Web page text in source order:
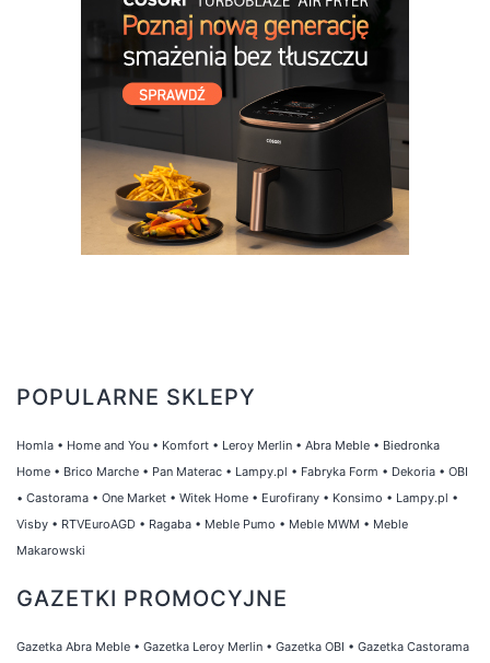
POPULARNE SKLEPY
Homla • Home and You • Komfort • Leroy Merlin • Abra Meble • Biedronka
Home • Brico Marche • Pan Materac • Lampy.pl • Fabryka Form • Dekoria • OBI
• Castorama • One Market • Witek Home • Eurofirany • Konsimo • Lampy.pl •
Visby • RTVEuroAGD • Ragaba • Meble Pumo • Meble MWM • Meble
Makarowski
GAZETKI PROMOCYJNE
Gazetka Abra Meble • Gazetka Leroy Merlin • Gazetka OBI • Gazetka Castorama